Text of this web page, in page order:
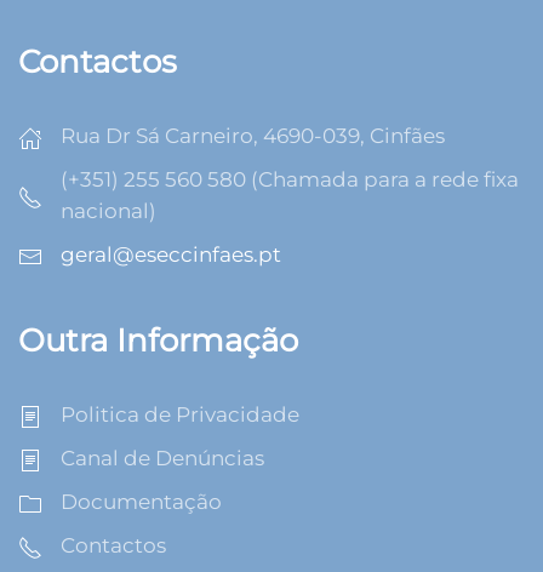
Contactos
Rua Dr Sá Carneiro, 4690-039, Cinfães
(+351) 255 560 580 (Chamada para a rede fixa
nacional)
geral@eseccinfaes.pt
Outra Informação
Politica de Privacidade
Canal de Denúncias
Documentação
Contactos